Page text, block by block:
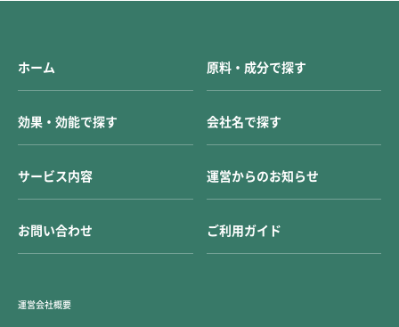
ホーム 原料・成分で探す
効果・効能で探す 会社名で探す
サービス内容 運営からのお知らせ
お問い合わせ ご利用ガイド
運営会社概要